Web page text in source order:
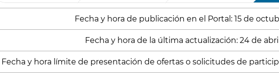
Fecha y hora de publicación en el Portal: 15 de
Fecha y hora de la última actualización: 24 de abril
Fecha y hora límite de presentación de ofertas o solicitudes de